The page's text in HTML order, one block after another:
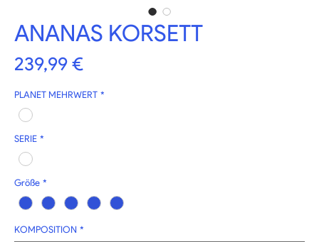
ANANAS KORSETT
239,99 €Preis
PLANET MEHRWERT *
SERIE *
Größe *
KOMPOSITION *